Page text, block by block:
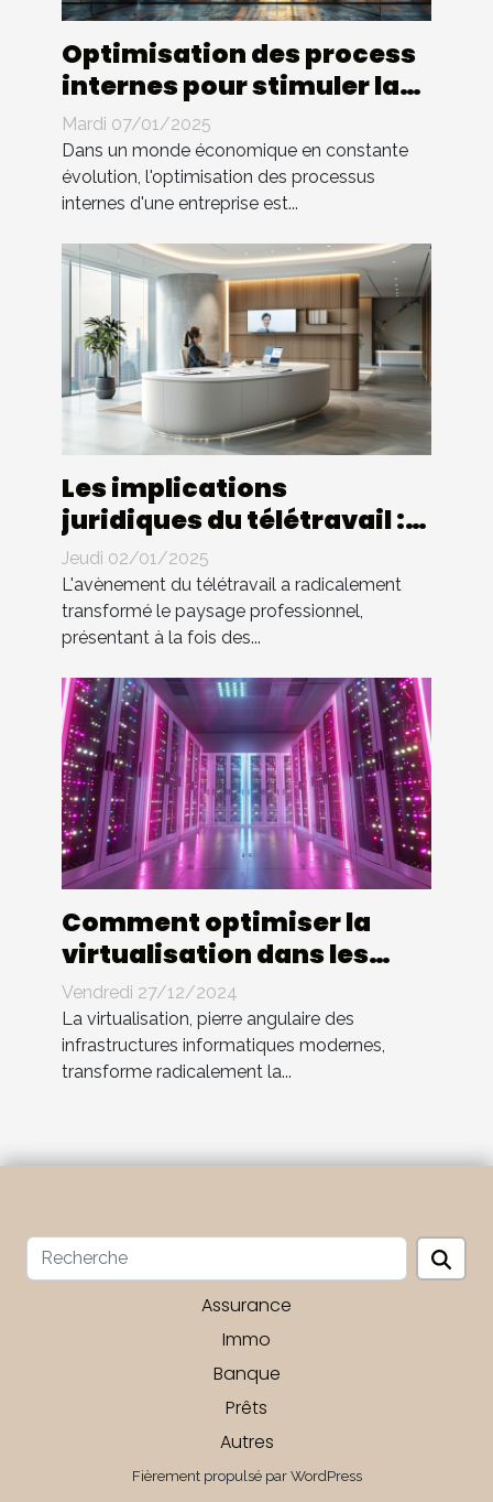
Optimisation des process
internes pour stimuler la
croissance d'entreprise
Mardi 07/01/2025
Dans un monde économique en constante
évolution, l'optimisation des processus
internes d'une entreprise est...
Les implications
juridiques du télétravail :
droits et devoirs des
employés
Jeudi 02/01/2025
L'avènement du télétravail a radicalement
transformé le paysage professionnel,
présentant à la fois des...
Comment optimiser la
virtualisation dans les
entreprises modernes
Vendredi 27/12/2024
La virtualisation, pierre angulaire des
infrastructures informatiques modernes,
transforme radicalement la...
Assurance
Immo
Banque
Prêts
Autres
Fièrement propulsé par WordPress